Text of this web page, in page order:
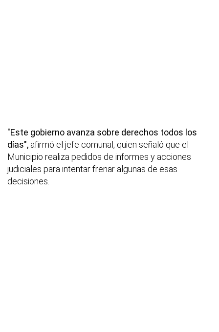
"Este gobierno avanza sobre derechos todos los
días", afirmó el jefe comunal, quien señaló que el
Municipio realiza pedidos de informes y acciones
judiciales para intentar frenar algunas de esas
decisiones.